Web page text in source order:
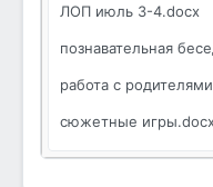
ЛОП июль 3-4.docx
познавательная
работа с
сюжетные игры.docx
игры.docx